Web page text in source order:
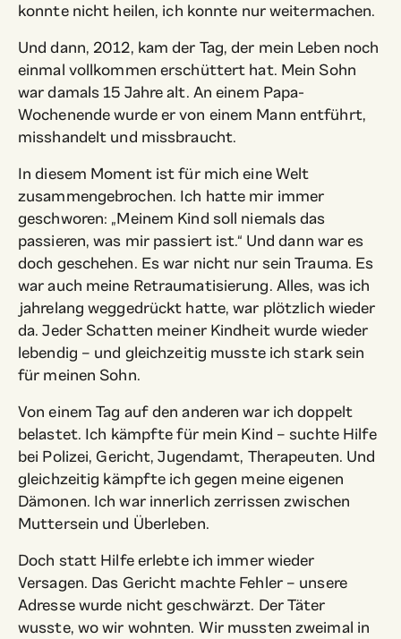
konnte nicht heilen, ich konnte nur weitermachen.
Und dann, 2012, kam der Tag, der mein Leben noch
einmal vollkommen erschüttert hat. Mein Sohn
war damals 15 Jahre alt. An einem Papa-
Wochenende wurde er von einem Mann entführt,
misshandelt und missbraucht.
In diesem Moment ist für mich eine Welt
zusammengebrochen. Ich hatte mir immer
geschworen: „Meinem Kind soll niemals das
passieren, was mir passiert ist.“ Und dann war es
doch geschehen. Es war nicht nur sein Trauma. Es
war auch meine Retraumatisierung. Alles, was ich
jahrelang weggedrückt hatte, war plötzlich wieder
da. Jeder Schatten meiner Kindheit wurde wieder
lebendig – und gleichzeitig musste ich stark sein
für meinen Sohn.
Von einem Tag auf den anderen war ich doppelt
belastet. Ich kämpfte für mein Kind – suchte Hilfe
bei Polizei, Gericht, Jugendamt, Therapeuten. Und
gleichzeitig kämpfte ich gegen meine eigenen
Dämonen. Ich war innerlich zerrissen zwischen
Muttersein und Überleben.
Doch statt Hilfe erlebte ich immer wieder
Versagen. Das Gericht machte Fehler – unsere
Adresse wurde nicht geschwärzt. Der Täter
wusste, wo wir wohnten. Wir mussten zweimal in